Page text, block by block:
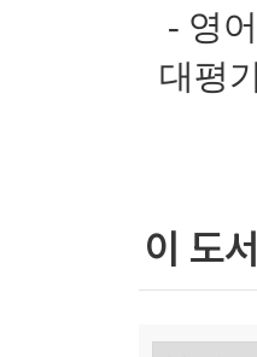
- 영
대평
이 도